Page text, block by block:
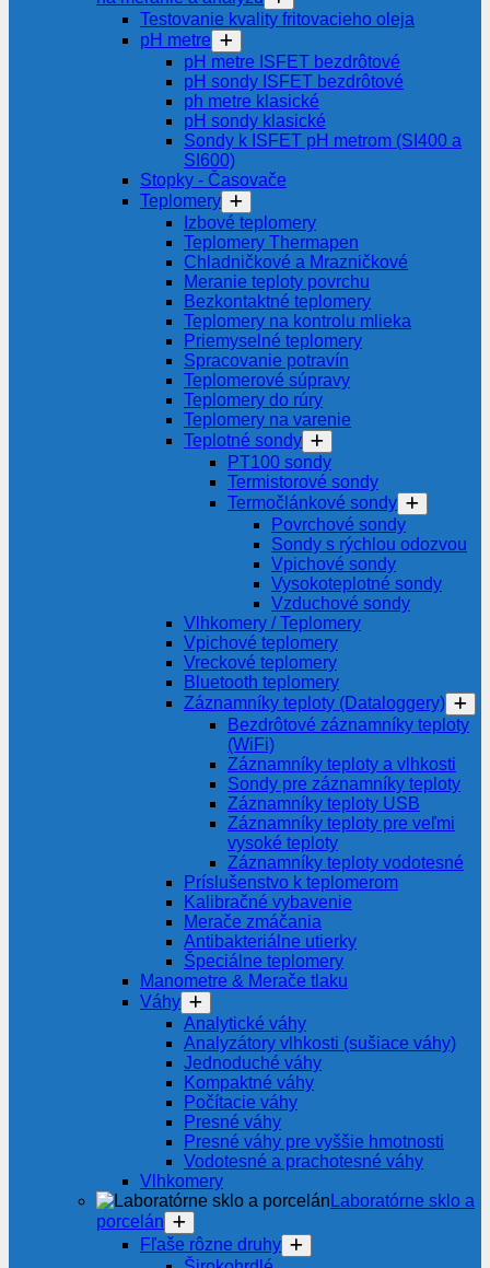
Testovanie kvality fritovacieho oleja
pH metre
pH metre ISFET bezdrôtové
pH sondy ISFET bezdrôtové
ph metre klasické
pH sondy klasické
Sondy k ISFET pH metrom (SI400 a
SI600)
Stopky - Časovače
Teplomery
Izbové teplomery
Teplomery Thermapen
Chladničkové a Mrazničkové
Meranie teploty povrchu
Bezkontaktné teplomery
Teplomery na kontrolu mlieka
Priemyselné teplomery
Spracovanie potravín
Teplomerové súpravy
Teplomery do rúry
Teplomery na varenie
Teplotné sondy
PT100 sondy
Termistorové sondy
Termočlánkové sondy
Povrchové sondy
Sondy s rýchlou odozvou
Vpichové sondy
Vysokoteplotné sondy
Vzduchové sondy
Vlhkomery / Teplomery
Vpichové teplomery
Vreckové teplomery
Bluetooth teplomery
Záznamníky teploty (Dataloggery)
Bezdrôtové záznamníky teploty
(WiFi)
Záznamníky teploty a vlhkosti
Sondy pre záznamníky teploty
Záznamníky teploty USB
Záznamníky teploty pre veľmi
vysoké teploty
Záznamníky teploty vodotesné
Príslušenstvo k teplomerom
Kalibračné vybavenie
Merače zmáčania
Antibakteriálne utierky
Špeciálne teplomery
Manometre & Merače tlaku
Váhy
Analytické váhy
Analyzátory vlhkosti (sušiace váhy)
Jednoduché váhy
Kompaktné váhy
Počítacie váhy
Presné váhy
Presné váhy pre vyššie hmotnosti
Vodotesné a prachotesné váhy
Vlhkomery
Laboratórne sklo a
porcelán
Fľaše rôzne druhy